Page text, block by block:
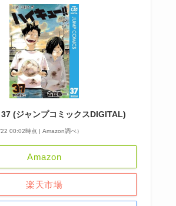
(ジャンプコミックスDIGITAL)
00:02時点 | Amazon調べ）
Amazon
楽天市場